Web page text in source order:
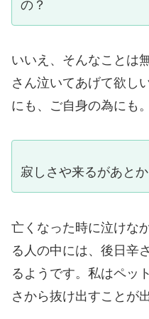
の？
いいえ、そんなことは
さん泣いてあげて欲し
にも、ご自身の為にも
寂しさや来るがあと
亡くなった時に泣けな
る人の中には、後日辛
るようです。私はペッ
さから抜け出すことが